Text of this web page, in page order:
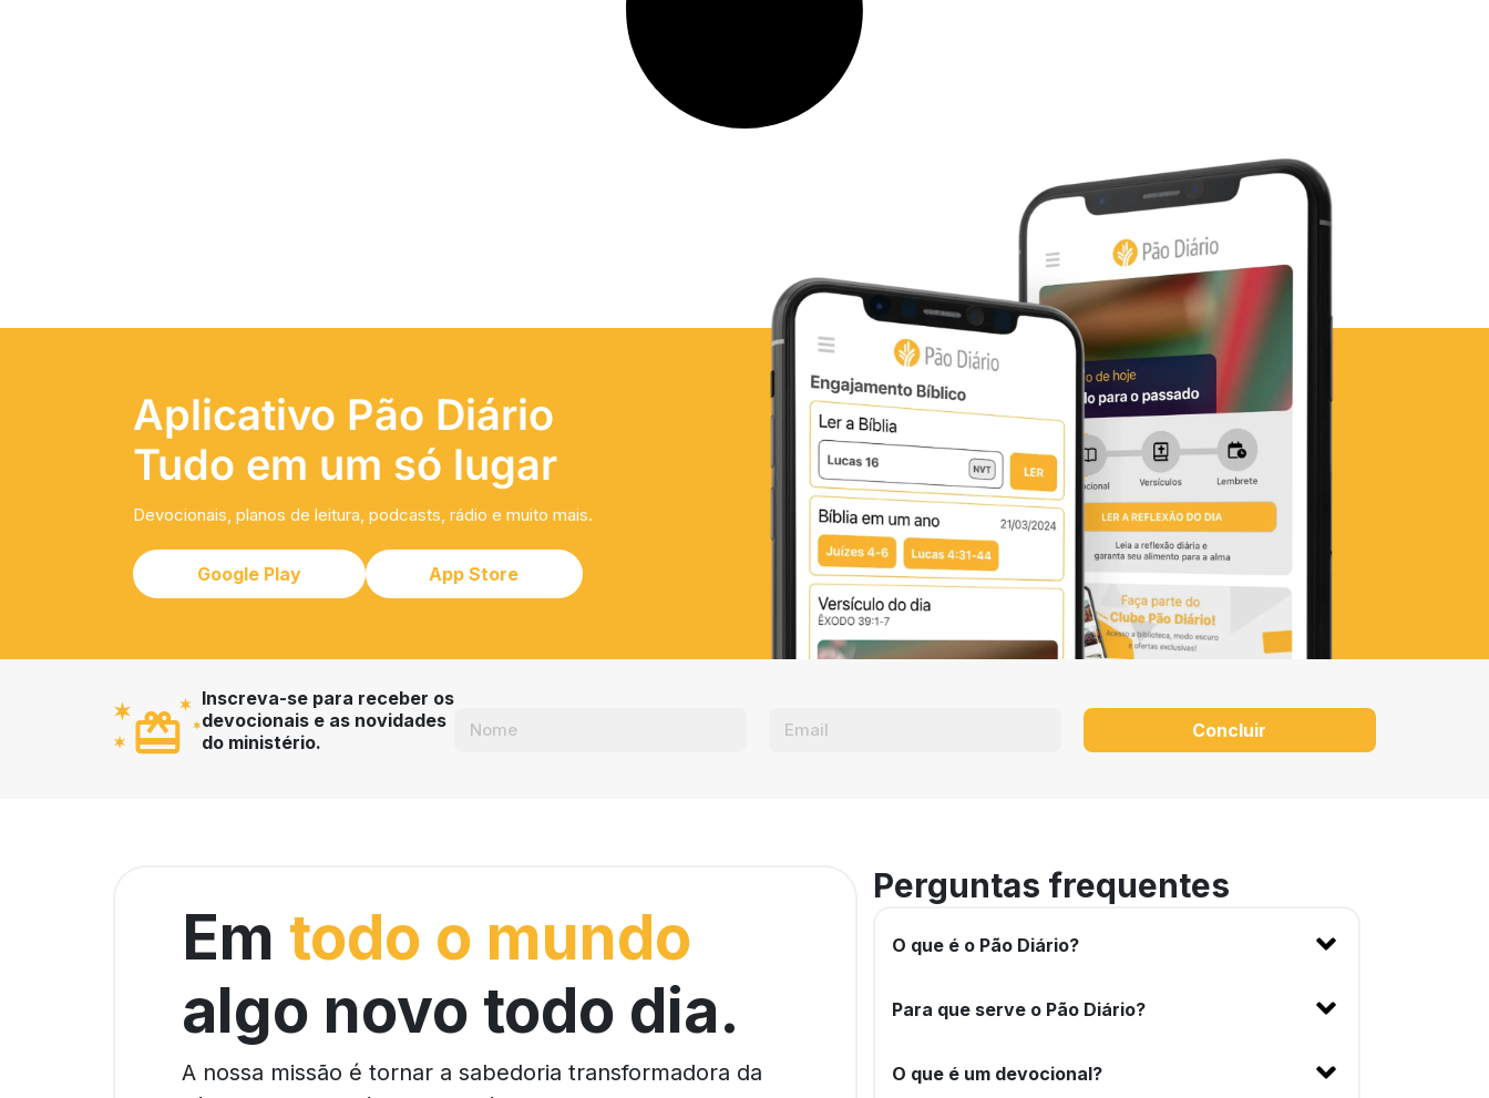
Aplicativo Pão Diário
Tudo em um só lugar
Devocionais, planos de leitura, podcasts, rádio e muito mais.
Google Play App Store
Inscreva-se para receber os
devocionais e as novidades
do ministério.
Concluir
Em todo o mundo
algo novo todo dia.
A nossa missão é tornar a sabedoria transformadora da
Perguntas frequentes
O que é o Pão Diário?
Para que serve o Pão Diário?
O que é um devocional?